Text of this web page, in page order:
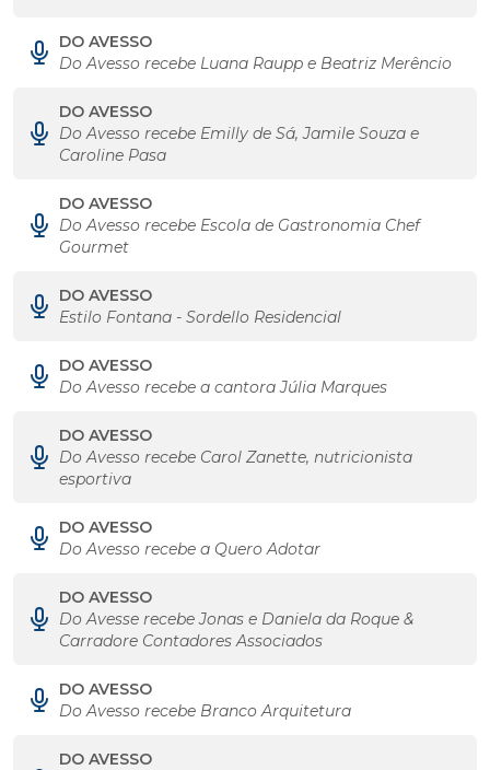
DO AVESSO
Do Avesso recebe Luana Raupp e Beatriz Merêncio
DO AVESSO
Do Avesso recebe Emilly de Sá, Jamile Souza e
Caroline Pasa
DO AVESSO
Do Avesso recebe Escola de Gastronomia Chef
Gourmet
DO AVESSO
Estilo Fontana - Sordello Residencial
DO AVESSO
Do Avesso recebe a cantora Júlia Marques
DO AVESSO
Do Avesso recebe Carol Zanette, nutricionista
esportiva
DO AVESSO
Do Avesso recebe a Quero Adotar
DO AVESSO
Do Avesse recebe Jonas e Daniela da Roque &
Carradore Contadores Associados
DO AVESSO
Do Avesso recebe Branco Arquitetura
DO AVESSO